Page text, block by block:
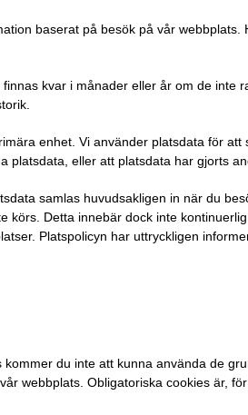
baserat på besök på vår webbplats.
kvar i månader eller år om de inte
enhet. Vi använder platsdata för att
platsdata, eller att platsdata har gjorts
samlas huvudsakligen in när du
körs. Detta innebär dock inte
Platspolicyn har uttryckligen
du inte att kunna använda de
webbplats. Obligatoriska cookies är,